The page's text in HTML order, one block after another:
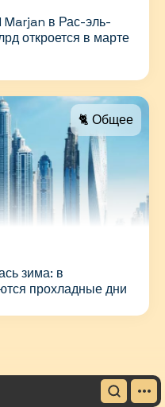
Marjan в Рас-эль-
откроется в марте
🐈 Общее
зима: в
прохладные дни